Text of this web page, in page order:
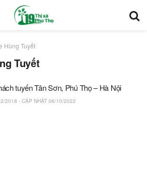
Hùng Tuyết
Tuyết
tuyến Tân Sơn, Phú Thọ – Hà Nội
2018 - CẬP NHẬT 06/10/2022